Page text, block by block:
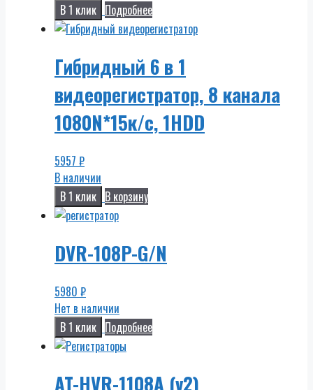
В 1 клик Подробнее
Гибридный 6 в 1
видеорегистратор, 8 канала
1080N*15к/с, 1HDD
5957 ₽
В наличии
В 1 клик В корзину
DVR-108P-G/N
5980 ₽
Нет в наличии
В 1 клик Подробнее
AT-HVR-1108A (v2)